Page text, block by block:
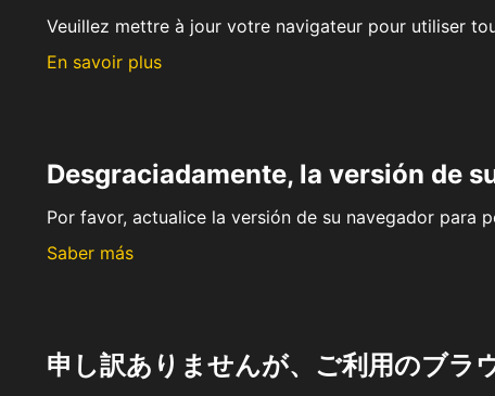
Veuillez mettre à jour votre navigateur pour utiliser
En savoir plus
Desgraciadamente, la versión de
Por favor, actualice la versión de su navegador para
Saber más
申し訳ありませんが、ご利用のブラ